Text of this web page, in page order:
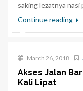
saking lezatnya nasi
Continue reading
March 26, 2018
Akses Jalan
Kali Lipat